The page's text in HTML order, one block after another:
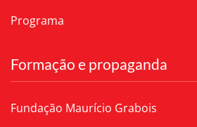
Programa
Formação e propaganda
Fundação Maurício Grabois